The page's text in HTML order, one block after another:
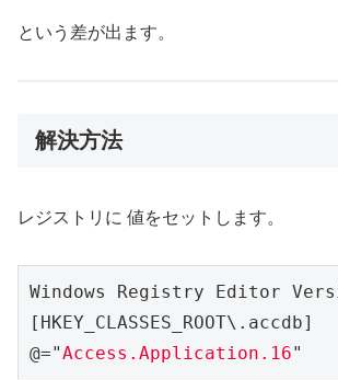
という差が出ます。
解決方法
レジストリに 値をセットします。
Windows Registry Editor
[HKEY_CLASSES_ROOT\.accdb]
@="Access.Application.16"